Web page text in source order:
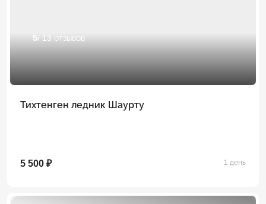
5/ 13 отзывов
Тихтенген ледник Шаурту
5 500 ₽ 1 день